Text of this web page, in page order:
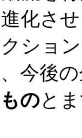
化さ
ショ
今後
のと